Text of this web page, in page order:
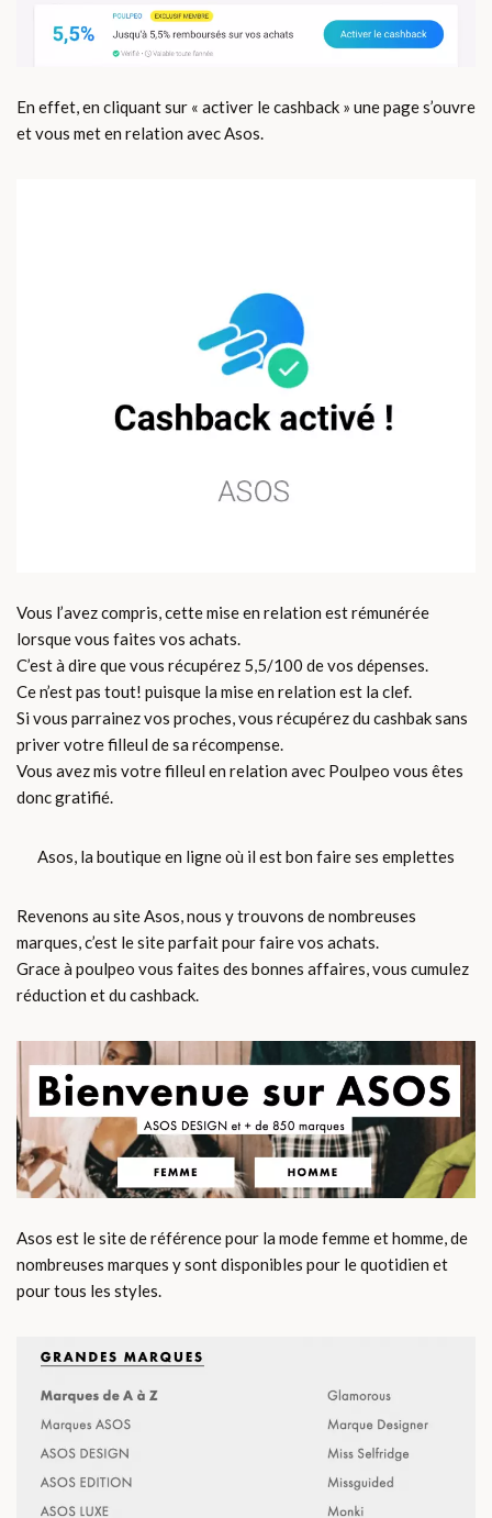
En effet, en cliquant sur « activer le cashback » une page s’ouvre
et vous met en relation avec Asos.
Vous l’avez compris, cette mise en relation est rémunérée
lorsque vous faites vos achats.
C’est à dire que vous récupérez 5,5/100 de vos dépenses.
Ce n’est pas tout! puisque la mise en relation est la clef.
Si vous parrainez vos proches, vous récupérez du cashbak sans
priver votre filleul de sa récompense.
Vous avez mis votre filleul en relation avec Poulpeo vous êtes
donc gratifié.
Asos, la boutique en ligne où il est bon faire ses emplettes
Revenons au site Asos, nous y trouvons de nombreuses
marques, c’est le site parfait pour faire vos achats.
Grace à poulpeo vous faites des bonnes affaires, vous cumulez
réduction et du cashback.
Asos est le site de référence pour la mode femme et homme, de
nombreuses marques y sont disponibles pour le quotidien et
pour tous les styles.